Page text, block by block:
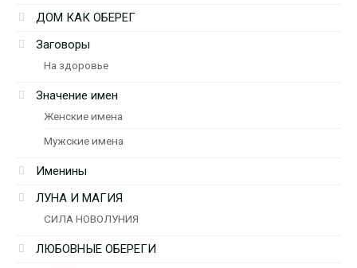
ДОМ КАК ОБЕРЕГ
Заговоры
На здоровье
Значение имен
Женские имена
Мужские имена
Именины
ЛУНА И МАГИЯ
СИЛА НОВОЛУНИЯ
ЛЮБОВНЫЕ ОБЕРЕГИ